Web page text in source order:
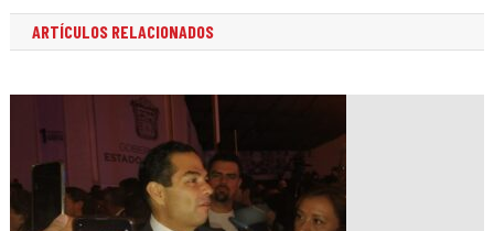
ARTÍCULOS RELACIONADOS